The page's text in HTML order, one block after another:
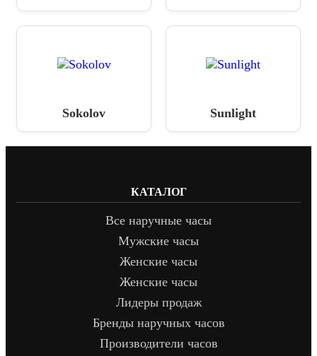
Sokolov Sunlight
КАТАЛОГ
Все наручные часы
Мужские часы
Женские часы
Женские часы
Лидеры продаж
Бренды наручных часов
Производители часов